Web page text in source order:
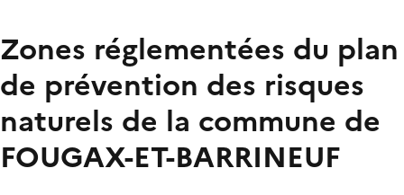
Zones réglementées du plan
de prévention des risques
naturels de la commune de
FOUGAX-ET-BARRINEUF